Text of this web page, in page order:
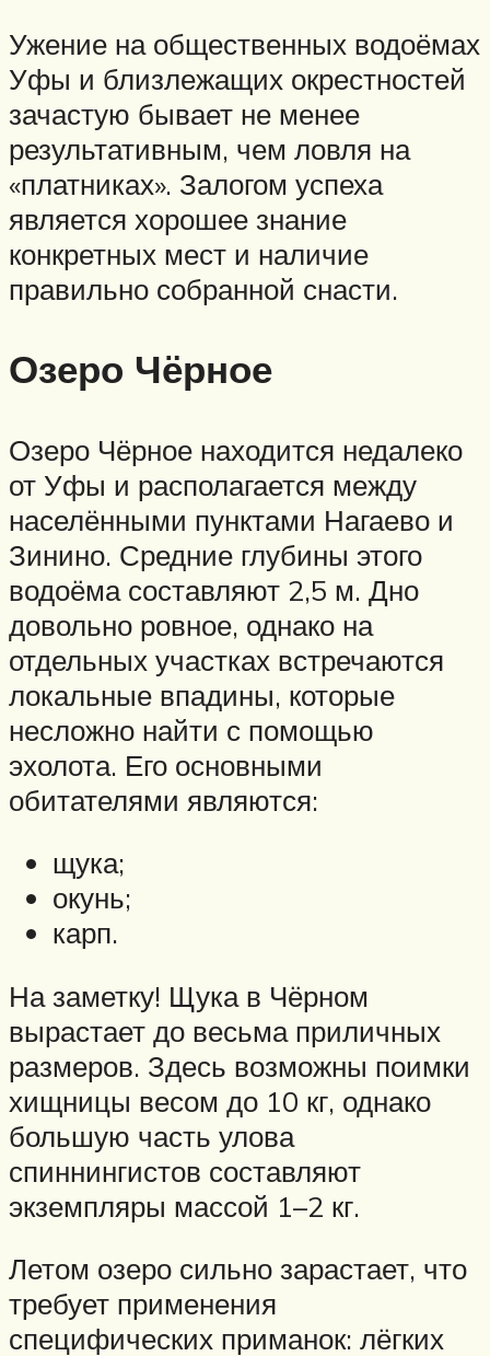
Ужение на общественных водоёмах
Уфы и близлежащих окрестностей
зачастую бывает не менее
результативным, чем ловля на
«платниках». Залогом успеха
является хорошее знание
конкретных мест и наличие
правильно собранной снасти.
Озеро Чёрное
Озеро Чёрное находится недалеко
от Уфы и располагается между
населёнными пунктами Нагаево и
Зинино. Средние глубины этого
водоёма составляют 2,5 м. Дно
довольно ровное, однако на
отдельных участках встречаются
локальные впадины, которые
несложно найти с помощью
эхолота. Его основными
обитателями являются:
щука;
окунь;
карп.
На заметку! Щука в Чёрном
вырастает до весьма приличных
размеров. Здесь возможны поимки
хищницы весом до 10 кг, однако
большую часть улова
спиннингистов составляют
экземпляры массой 1–2 кг.
Летом озеро сильно зарастает, что
требует применения
специфических приманок: лёгких